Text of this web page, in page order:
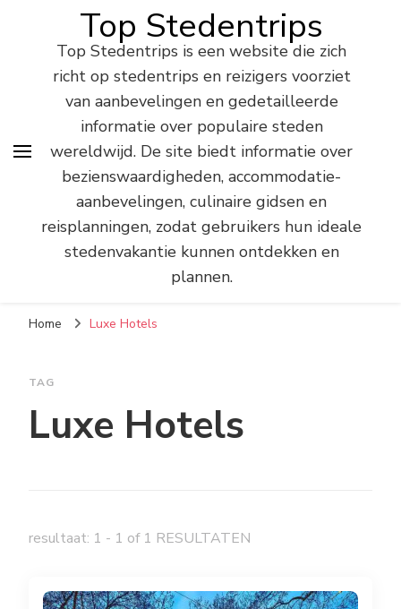
Top Stedentrips
Top Stedentrips is een website die zich
richt op stedentrips en reizigers voorziet
van aanbevelingen en gedetailleerde
informatie over populaire steden
wereldwijd. De site biedt informatie over
bezienswaardigheden, accommodatie-
aanbevelingen, culinaire gidsen en
reisplanningen, zodat gebruikers hun ideale
stedenvakantie kunnen ontdekken en
plannen.
Home Luxe Hotels
TAG
Luxe Hotels
resultaat: 1 - 1 of 1 RESULTATEN